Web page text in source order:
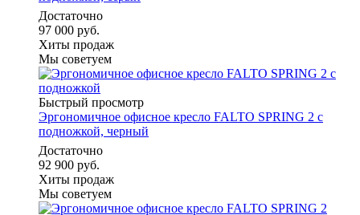
Достаточно
97 000 руб.
Хиты продаж
Мы советуем
Быстрый просмотр
Эргономичное офисное кресло FALTO SPRING 2 с
подножкой, черный
Достаточно
92 900 руб.
Хиты продаж
Мы советуем